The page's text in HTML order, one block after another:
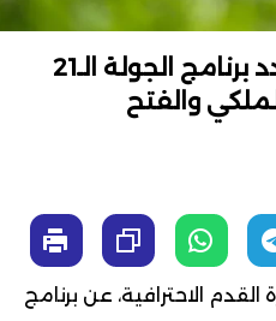
العصبة الاحترافية تُحدد برنامج الجولة الـ21
والفتح
الاحترافية، عن برنامج